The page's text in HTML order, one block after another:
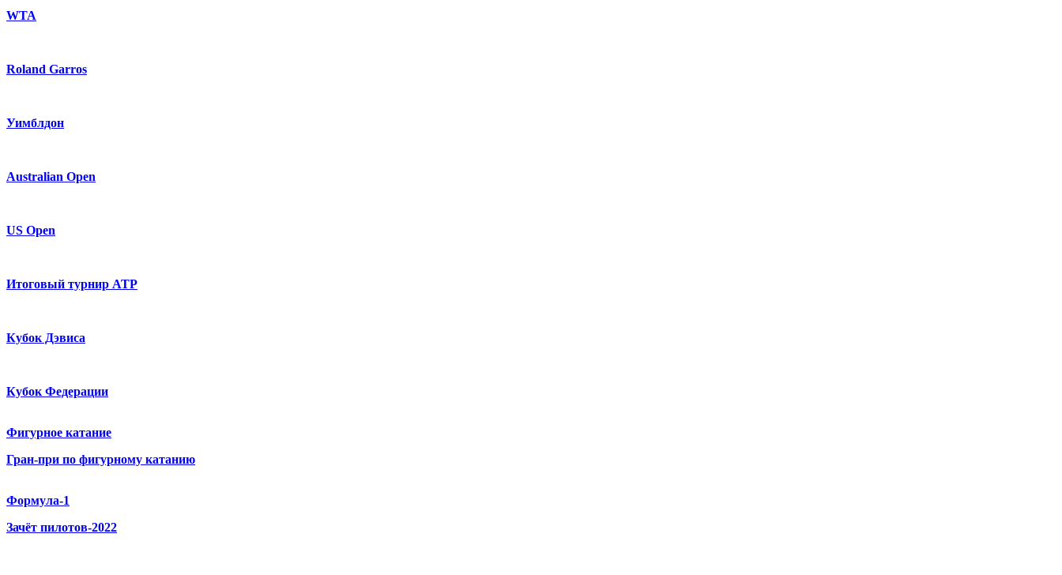
WTA
Roland Garros
Уимблдон
Australian Open
US Open
Итоговый турнир ATP
Кубок Дэвиса
Кубок Федерации
Фигурное катание
Гран-при по фигурному катанию
Формула-1
Зачёт пилотов-2022